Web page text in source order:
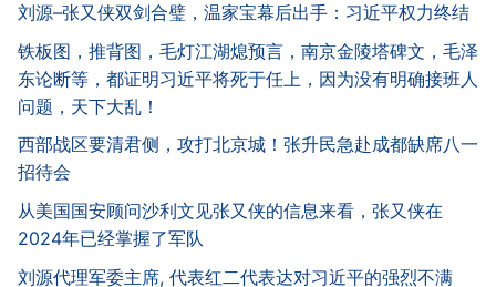
刘源–张又侠双剑合璧，温家宝幕后出手：习近平权力终结
铁板图，推背图，毛灯江湖熄预言，南京金陵塔碑文，毛泽
东论断等，都证明习近平将死于任上，因为没有明确接班人
问题，天下大乱！
西部战区要清君侧，攻打北京城！张升民急赴成都缺席八一
招待会
从美国国安顾问沙利文见张又侠的信息来看，张又侠在
2024年已经掌握了军队
刘源代理军委主席, 代表红二代表达对习近平的强烈不满